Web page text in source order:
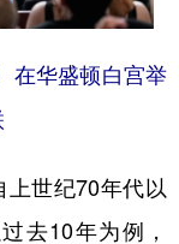
在华盛顿白宫举
世纪70年代以
去10年为例，